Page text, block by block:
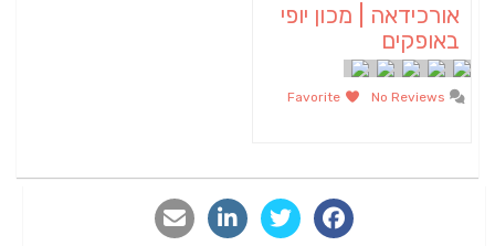
אורכידאה | מכון יופי
באופקים